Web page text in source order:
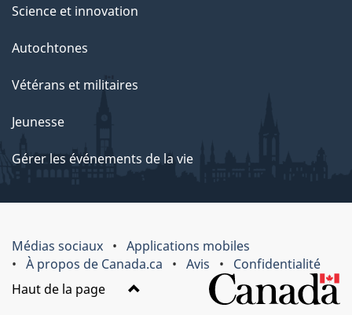
Science et innovation
Autochtones
Vétérans et militaires
Jeunesse
Gérer les événements de la vie
Médias sociaux
Applications mobiles
À propos de Canada.ca
Avis
Confidentialité
Haut de la page